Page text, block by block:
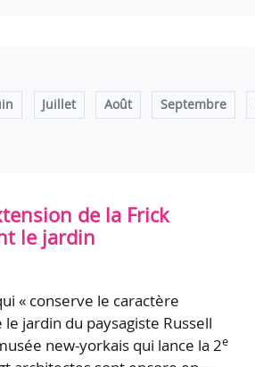
Juillet Août Septembre
de la Frick
le jardin
« conserve le caractère
jardin du paysagiste Russell
new-yorkais qui lance la 2e